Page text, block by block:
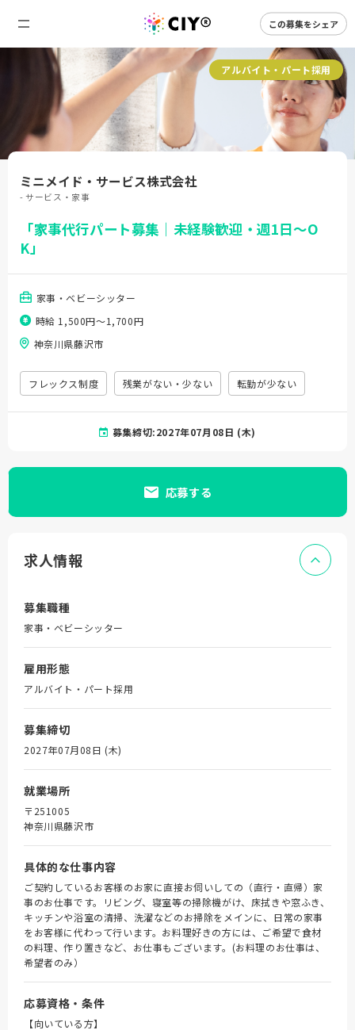
この募集をシェア
アルバイト・パート採用
ミニメイド・サービス株式会社
- サービス・家事
「家事代行パート募集｜未経験歓迎・週1日～O
K」
家事・ベビーシッター
時給 1,500円〜1,700円
神奈川県藤沢市
フレックス制度 残業がない・少ない 転勤が少ない
募集締切:2027年07月08日 (木)
応募する
求人情報
募集職種
家事・ベビーシッター
雇用形態
アルバイト・パート採用
募集締切
2027年07月08日 (木)
就業場所
〒251005
神奈川県藤沢市
具体的な仕事内容
ご契約しているお客様のお家に直接お伺いしての（直行・直帰）家
事のお仕事です。リビング、寝室等の掃除機がけ、床拭きや窓ふき、
キッチンや浴室の清掃、洗濯などのお掃除をメインに、日常の家事
をお客様に代わって行います。お料理好きの方には、ご希望で食材
の料理、作り置きなど、お仕事もございます。(お料理のお仕事は、
希望者のみ）
応募資格・条件
【向いている方】